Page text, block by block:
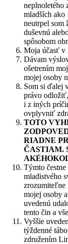
neplnoletého
mladších ako
neutrpel som
duševnú
spôsobom
Moja účasť
Dávam
ošetrením
mojej osoby
Som si ďalej
právo
i z iných
ovplyvniť
TOTO
RIADNE
ČASTIAM.
Týmto čestne
mladistvého
zrozumiteľne
mojej osoby
uvedenú
tento čin a
Vyššie
týždenné
združením